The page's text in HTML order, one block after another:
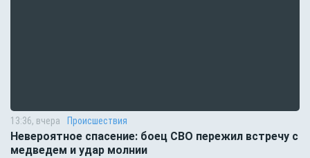
13:36, вчера Происшествия
Невероятное спасение: боец СВО пережил встречу с
медведем и удар молнии